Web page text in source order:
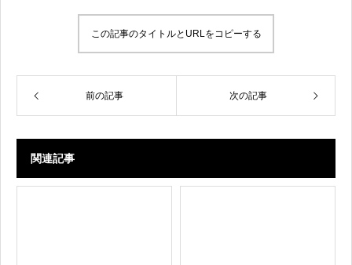
この記事のタイトルとURLをコピーする
前の記事 次の記事
関連記事